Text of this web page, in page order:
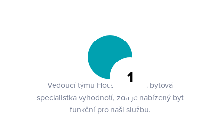
Vedoucí týmu Housing First a bytová
specialistka vyhodnotí, zda je nabízený byt
funkční pro naši službu.
1